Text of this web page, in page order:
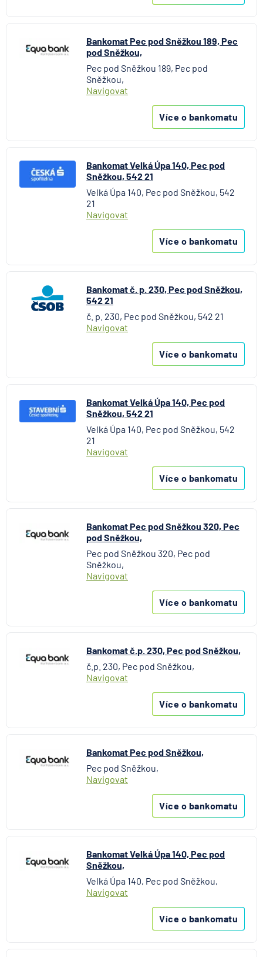
Bankomat Pec pod Sněžkou 189, Pec
pod Sněžkou,
Pec pod Sněžkou 189, Pec pod
Sněžkou,
Navigovat
Více o bankomatu
Bankomat Velká Úpa 140, Pec pod
Sněžkou, 542 21
Velká Úpa 140, Pec pod Sněžkou, 542
21
Navigovat
Více o bankomatu
Bankomat č. p. 230, Pec pod Sněžkou,
542 21
č. p. 230, Pec pod Sněžkou, 542 21
Navigovat
Více o bankomatu
Bankomat Velká Úpa 140, Pec pod
Sněžkou, 542 21
Velká Úpa 140, Pec pod Sněžkou, 542
21
Navigovat
Více o bankomatu
Bankomat Pec pod Sněžkou 320, Pec
pod Sněžkou,
Pec pod Sněžkou 320, Pec pod
Sněžkou,
Navigovat
Více o bankomatu
Bankomat č.p. 230, Pec pod Sněžkou,
č.p. 230, Pec pod Sněžkou,
Navigovat
Více o bankomatu
Bankomat Pec pod Sněžkou,
Pec pod Sněžkou,
Navigovat
Více o bankomatu
Bankomat Velká Úpa 140, Pec pod
Sněžkou,
Velká Úpa 140, Pec pod Sněžkou,
Navigovat
Více o bankomatu